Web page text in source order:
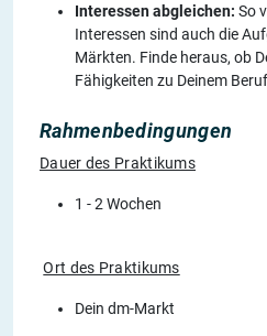
Interessen abgleichen: So
Interessen sind auch die
Märkten. Finde heraus, ob
Fähigkeiten zu Deinem
Rahmenbedingungen
Dauer des Praktikums
1 - 2 Wochen
Ort des Praktikums
Dein dm-Markt